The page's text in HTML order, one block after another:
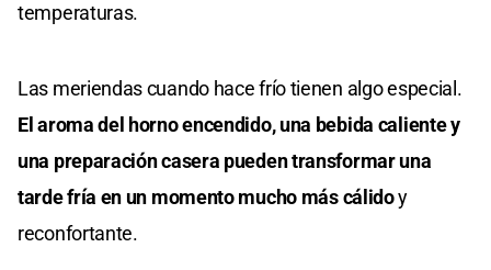
temperaturas.
Las meriendas cuando hace frío tienen algo especial.
El aroma del horno encendido, una bebida caliente y
una preparación casera pueden transformar una
tarde fría en un momento mucho más cálidoy
reconfortante.